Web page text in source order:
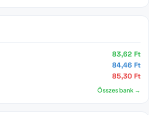
83,62 Ft
84,46 Ft
85,30 Ft
Összes bank →